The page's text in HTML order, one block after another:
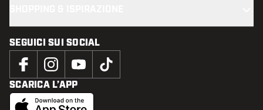
SEGUICI SUI SOCIAL
SCARICA L’APP